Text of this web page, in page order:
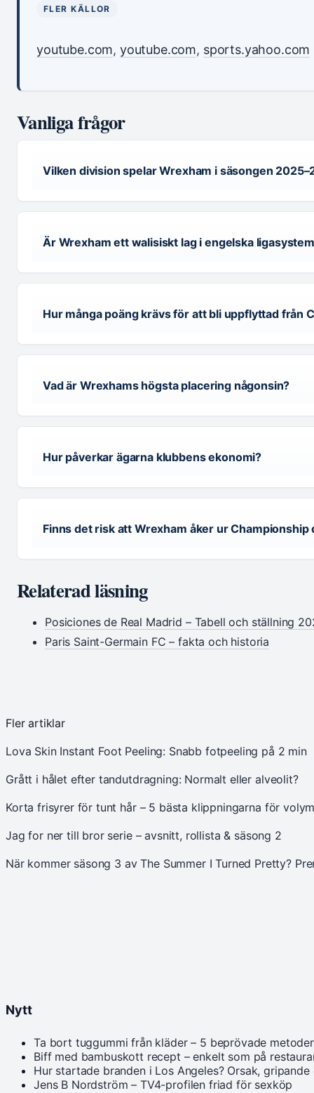
FLER KÄLLOR
youtube.com, youtube.com, sports.yahoo.com
Vanliga frågor
Vilken division spelar Wrexham i säsongen
Är Wrexham ett walisiskt lag i engelska
Hur många poäng krävs för att bli uppflyttad från
Vad är Wrexhams högsta placering någonsin?
Hur påverkar ägarna klubbens ekonomi?
Finns det risk att Wrexham åker ur Championship
Relaterad läsning
Posiciones de Real Madrid – Tabell och ställning
Paris Saint-Germain FC – fakta och historia
Fler artiklar
Lova Skin Instant Foot Peeling: Snabb fotpeeling på 2 min
Grått i hålet efter tandutdragning: Normalt eller alveolit?
Korta frisyrer för tunt hår – 5 bästa klippningarna för
Jag for ner till bror serie – avsnitt, rollista & säsong 2
När kommer säsong 3 av The Summer I Turned Pretty?
Nytt
Ta bort tuggummi från kläder – 5 beprövade metoder
Biff med bambuskott recept – enkelt som på
Hur startade branden i Los Angeles? Orsak,
Jens B Nordström – TV4-profilen friad för sexköp